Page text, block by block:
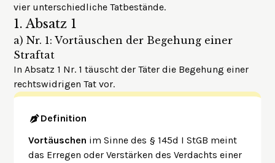
vier unterschiedliche Tatbestände.
1. Absatz 1
a) Nr. 1: Vortäuschen der Begehung einer
Straftat
In Absatz 1 Nr. 1 täuscht der Täter die Begehung einer
rechtswidrigen Tat vor.
Definition
Vortäuschen im Sinne des § 145d I StGB meint
das Erregen oder Verstärken des Verdachts einer